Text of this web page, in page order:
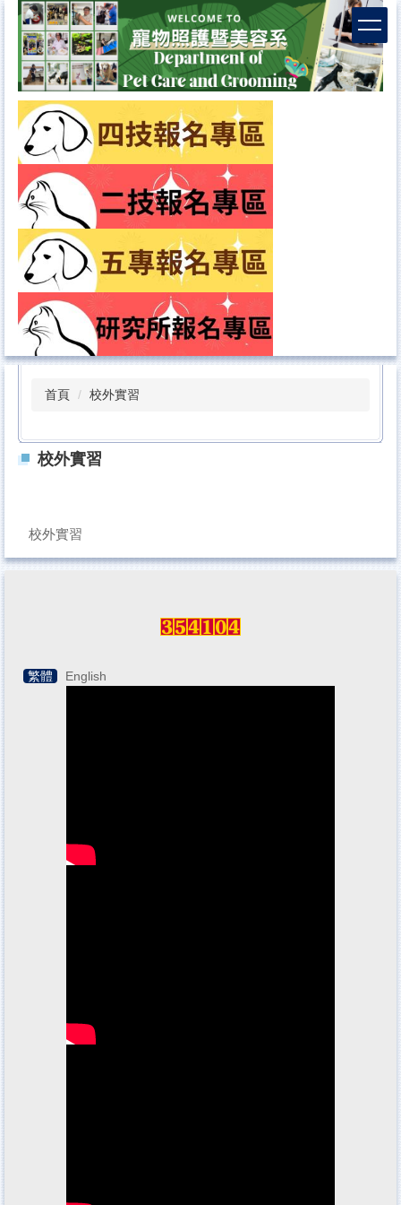
首頁 校外實習
校外實習
校外實習
繁體 English